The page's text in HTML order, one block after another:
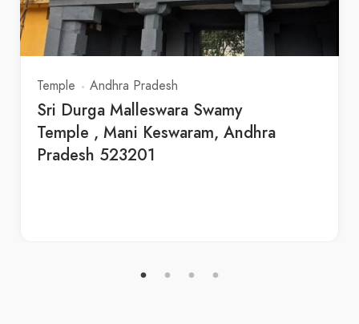
Temple Andhra Pradesh
Sri Durga Malleswara Swamy
Temple , Mani Keswaram, Andhra
Pradesh 523201